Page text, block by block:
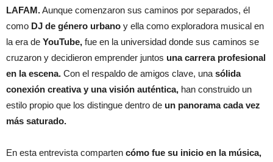
LAFAM.Aunque comenzaron sus caminos por separados, él
como DJ de género urbano y ella como exploradora musical en
la era de YouTube, fue en la universidad donde sus caminos se
cruzaron y decidieron emprender juntos una carrera profesional
en la escena. Con el respaldo de amigos clave, una sólida
conexión creativa y una visión auténtica, han construido un
estilo propio que los distingue dentro de un panorama cada vez
más saturado.
En esta entrevista comparten cómo fue su inicio en la música,